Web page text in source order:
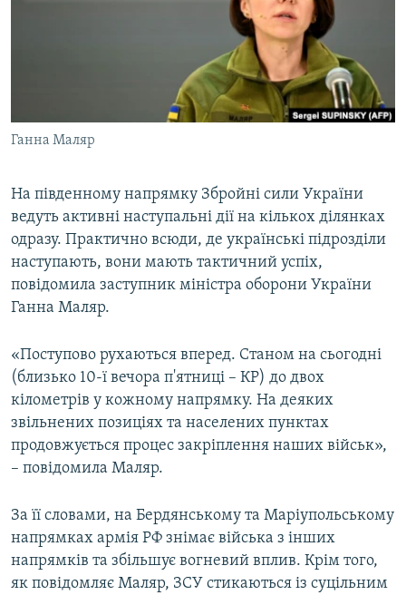
УКРАЇНСЬКА ПРОБЛЕМА КРИМУ
ІНФОГРАФІКА
ДОЛУЧАЙСЯ!
Усі сайти RFE/RL
Ганна Маляр
На південному напрямку Збройні сили України
ведуть активні наступальні дії на кількох ділянках
одразу. Практично всюди, де українські підрозділи
наступають, вони мають тактичний успіх,
повідомила заступник міністра оборони України
Ганна Маляр.
«Поступово рухаються вперед. Станом на сьогодні
(близько 10-ї вечора п'ятниці – КР) до двох
кілометрів у кожному напрямку. На деяких
звільнених позиціях та населених пунктах
продовжується процес закріплення наших військ»,
– повідомила Маляр.
За її словами, на Бердянському та Маріупольському
напрямках армія РФ знімає війська з інших
напрямків та збільшує вогневий вплив. Крім того,
як повідомляє Маляр, ЗСУ стикаються із суцільним